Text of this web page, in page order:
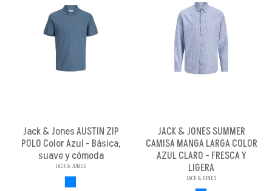
Jack & Jones AUSTIN ZIP
POLO Color Azul - Básica,
suave y cómoda
JACK & JONES
JACK & JONES SUMMER
CAMISA MANGA LARGA COLOR
AZUL CLARO - FRESCA Y
LIGERA
JACK & JONES